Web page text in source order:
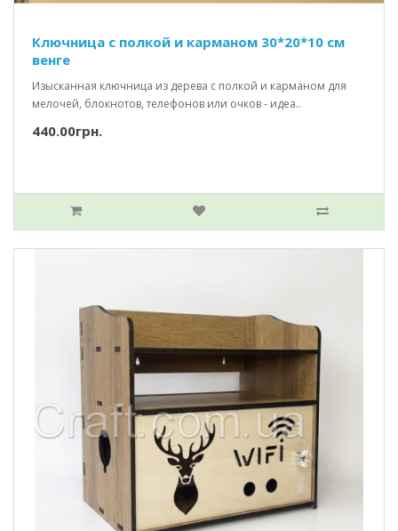
Ключница с полкой и карманом 30*20*10 см
венге
Изысканная ключница из дерева с полкой и карманом для
мелочей, блокнотов, телефонов или очков - идеа..
440.00грн.